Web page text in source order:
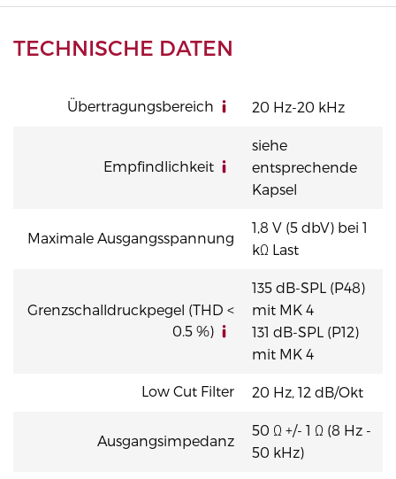
TECHNISCHE DATEN
Übertragungsbereich 20 Hz-20 kHz
Empfindlichkeit
siehe
entsprechende
Kapsel
Maximale Ausgangsspannung
1,8 V (5 dbV) bei 1
kΩ Last
Grenzschalldruckpegel (THD <
0.5 %)
135 dB-SPL (P48)
mit MK 4
131 dB-SPL (P12)
mit MK 4
Low Cut Filter 20 Hz, 12 dB/Okt
Ausgangsimpedanz
50 Ω +/- 1 Ω (8 Hz -
50 kHz)